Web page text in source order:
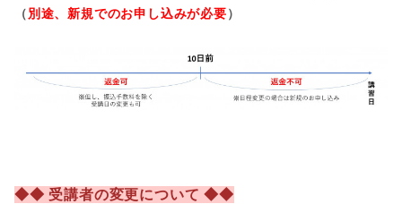
（別途、新規でのお申し込みが必要）
◆◆ 受講者の変更について ◆◆